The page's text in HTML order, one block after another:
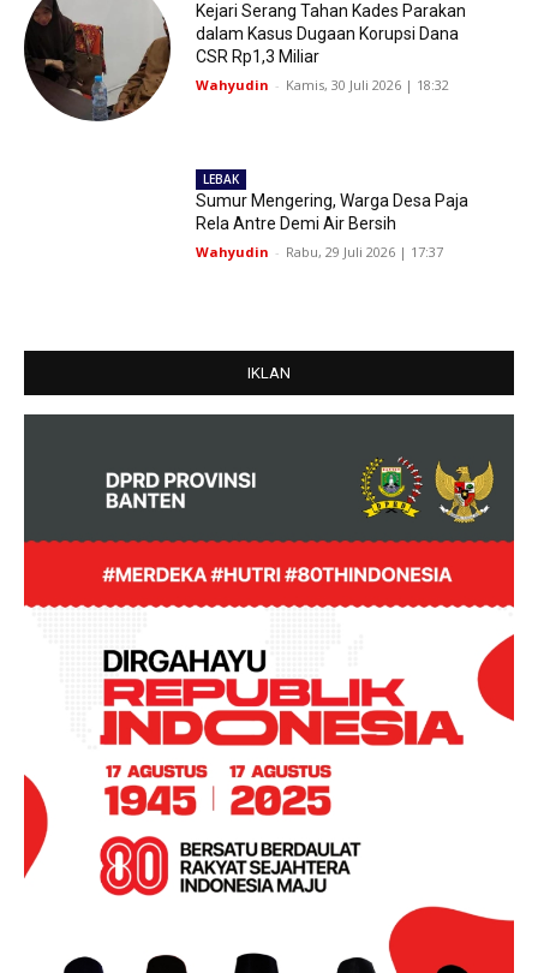
Kejari Serang Tahan Kades Parakan
dalam Kasus Dugaan Korupsi Dana
CSR Rp1,3 Miliar
Wahyudin - Kamis, 30 Juli 2026 | 18:32
LEBAK
Sumur Mengering, Warga Desa Paja
Rela Antre Demi Air Bersih
Wahyudin - Rabu, 29 Juli 2026 | 17:37
IKLAN